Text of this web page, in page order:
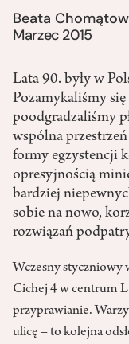
Beata
Marzec 2015
Lata 90. były w
Pozamykaliśmy
poodgradzaliśmy
wspólna
formy egzystencji
opresyjnością
bardziej
sobie na nowo,
rozwiązań
Wczesny styczniowy
Cichej 4 w centrum
przyprawianie.
ulicę – to kolejna